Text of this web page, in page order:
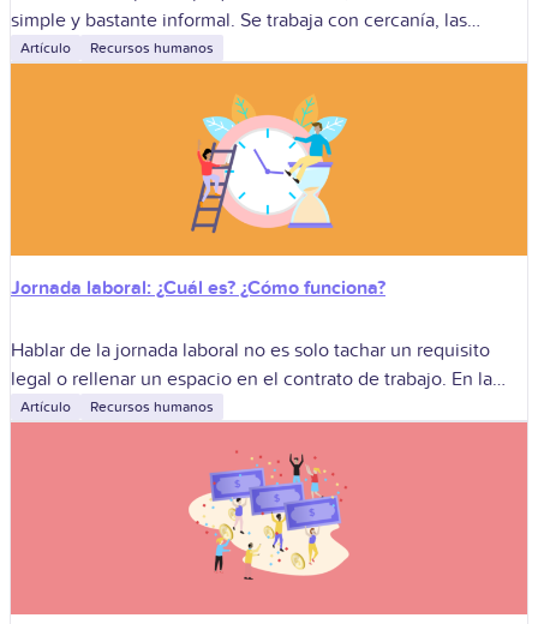
simple y bastante informal. Se trabaja con cercanía, las
decisiones se toman rápido y casi todo se resuelve
Artículo Recursos humanos
Jornada laboral: ¿Cuál es? ¿Cómo funciona?
Hablar de la jornada laboral no es solo tachar un requisito
legal o rellenar un espacio en el contrato de trabajo. En la
práctica, es la receta que mezcla el
Artículo Recursos humanos